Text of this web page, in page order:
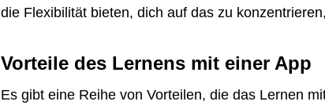
die Flexibilität bieten, dich auf das zu
Vorteile des Lernens mit einer App
Es gibt eine Reihe von Vorteilen, die das Lernen